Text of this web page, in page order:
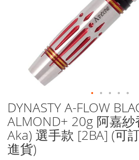
DYNASTY A-FLOW
ALMOND+ 20g 阿嘉紗
Aka) 選手款 [2BA] (可
進貨)
Skip
to
the
beginning
of
the